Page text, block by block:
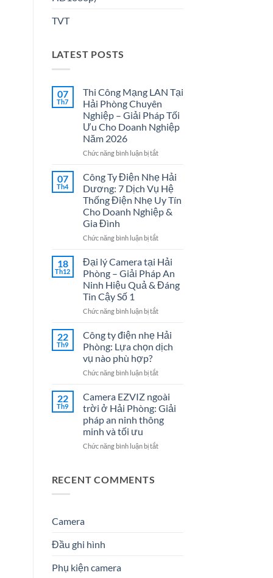
TVT
LATEST POSTS
07
Th7
Thi Công Mạng LAN Tại
Hải Phòng Chuyên
Nghiệp – Giải Pháp Tối
Ưu Cho Doanh Nghiệp
Năm 2026
Chức năng bình luận bị tắtở
Công
Mạng
LAN
Tại
Hải
Chuyên
Giải
Pháp
Tối
Năm
2026
07
Th4
Công Ty Điện Nhẹ Hải
Dương: 7 Dịch Vụ Hệ
Thống Điện Nhẹ Uy Tín
Cho Doanh Nghiệp &
Gia Đình
Chức năng bình luận bị tắtở
Ty
Điện
Nhẹ
Hải
7
Vụ
Hệ
Thống
Nhẹ
Tín
Cho
Doanh
Nghiệp
Gia
18
Th12
Đại lý Camera tại Hải
Phòng – Giải Pháp An
Ninh Hiệu Quả & Đáng
Tin Cậy Số 1
Chức năng bình luận bị tắtở
lý
Camera
tại
Phòng
Giải
Pháp
An
Ninh
Quả
22
Th9
Công ty điện nhẹ Hải
Phòng: Lựa chọn dịch
vụ nào phù hợp?
Chức năng bình luận bị tắtở
điện
nhẹ
Hải
Lựa
22
Th9
Camera EZVIZ ngoài
trời ở Hải Phòng: Giải
pháp an ninh thông
minh và tối ưu
Chức năng bình luận bị tắtở
RECENT COMMENTS
Camera
Đầu ghi hình
Phụ kiện camera